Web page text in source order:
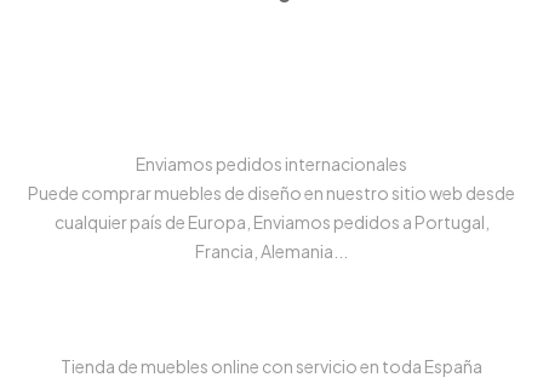
Enviamos pedidos internacionales
Puede comprar muebles de diseño en nuestro sitio web desde
cualquier país de Europa, Enviamos pedidos a Portugal,
Francia, Alemania...
Tienda de muebles online con servicio en toda España